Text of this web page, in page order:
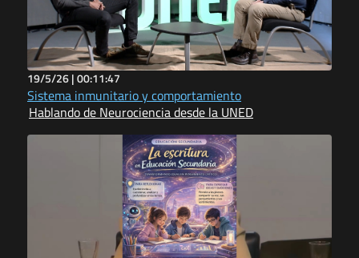
19/5/26 |00:11:47
Sistema inmunitario y comportamiento
Hablando de Neurociencia desde la UNED